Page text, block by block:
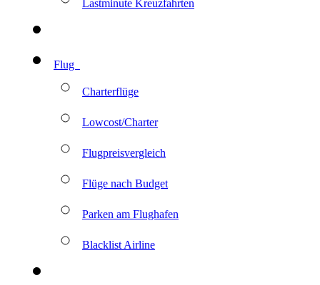
Lastminute Kreuzfahrten
Flug
Charterflüge
Lowcost/Charter
Flugpreisvergleich
Flüge nach Budget
Parken am Flughafen
Blacklist Airline